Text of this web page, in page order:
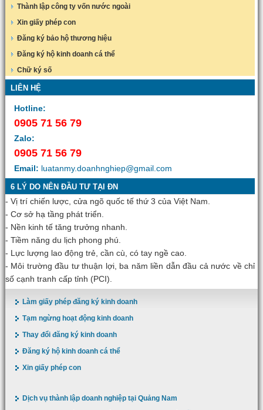
Thành lập công ty vốn nước ngoài
Xin giấy phép con
Đăng ký bảo hộ thương hiệu
Đăng ký hộ kinh doanh cá thể
Chữ ký số
LIÊN HỆ
Hotline:
0905 71 56 79
Zalo:
0905 71 56 79
Email: luatanmy.doanhnghiep@gmail.com
6 LÝ DO NÊN ĐẦU TƯ TẠI ĐN
- Vị trí chiến lược, cửa ngõ quốc tế thứ 3 của Việt Nam.
- Cơ sở hạ tầng phát triển.
- Nền kinh tế tăng trưởng nhanh.
- Tiềm năng du lịch phong phú.
- Lực lượng lao động trẻ, cần cù, có tay ngề cao.
- Môi trường đầu tư thuận lợi, ba năm liền dẫn đầu cả nước về chỉ
số cạnh tranh cấp tỉnh (PCI).
Làm giấy phép đăng ký kinh doanh
Tạm ngừng hoạt động kinh doanh
Thay đổi đăng ký kinh doanh
Đăng ký hộ kinh doanh cá thể
Xin giấy phép con
Dịch vụ thành lập doanh nghiệp tại Quảng Nam